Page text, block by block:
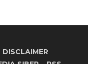
DISCLAIMER